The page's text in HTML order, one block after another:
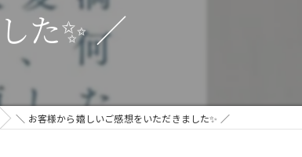
市のハウスクリーニング
ハウスクリーニング
た✨ ／
＼ お客様から嬉しいご感想をいただきました✨ ／